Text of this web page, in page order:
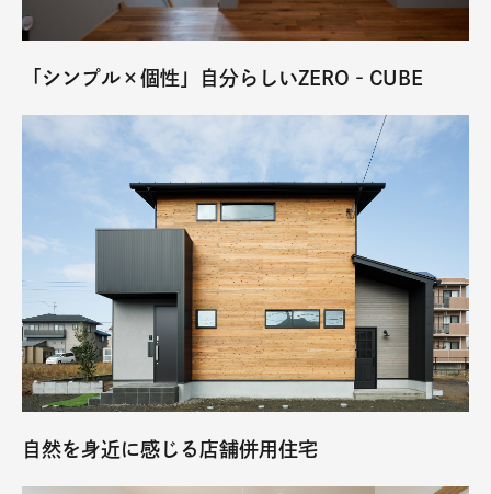
「シンプル×個性」自分らしいZERO‐CUBE
自然を身近に感じる店舗併用住宅